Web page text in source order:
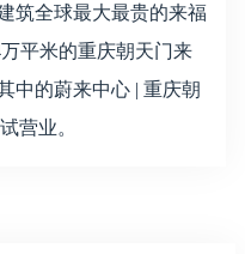
筑全球最大最贵的来福
平米的重庆朝天门来
中的蔚来中心 | 重庆朝
营业。